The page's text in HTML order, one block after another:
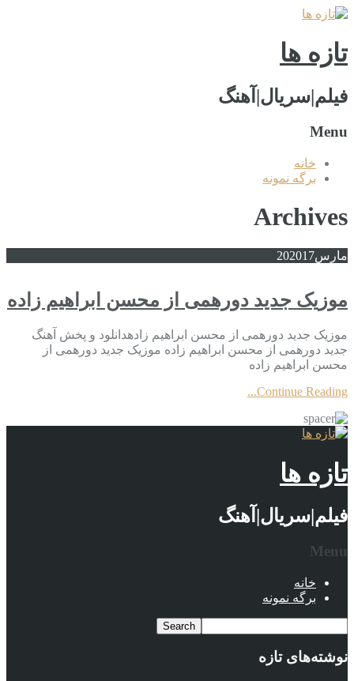
تازه ها
فیلم|سریال|آهنگ
Menu
خانه
برگه نمونه
Archives
مارس 202017
موزیک جدید دورهمی از محسن ابراهیم زاده
موزیک جدید دورهمی از محسن ابراهیم زادهدانلود و پخش آهنگ
جدید دورهمی از محسن ابراهیم زاده موزیک جدید دورهمی از
محسن ابراهیم زاده
Continue Reading...
تازه ها
فیلم|سریال|آهنگ
Menu
خانه
برگه نمونه
نوشته‌های تازه